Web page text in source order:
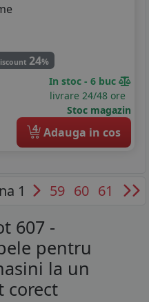
24%
In stoc - 6 buc
livrare 24/48 ore
Stoc magazin
4 Adauga in cos
1 59 60 61
607 -
pentru
la un
corect